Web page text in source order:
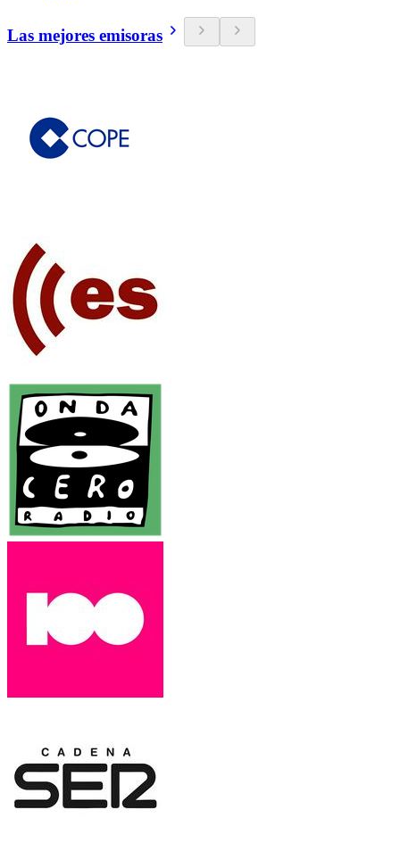
Las mejores emisoras